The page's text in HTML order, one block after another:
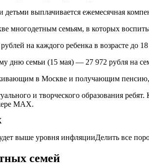
выплачивается ежемесячная
многодетным семьям, в которых
на каждого ребенка в возрасте
дню семьи (15 мая) — 27 972 рубля на
в Москве и получающим пенсию,
и творческого образования
MAX.
выше уровня инфляцииДелить все
семей